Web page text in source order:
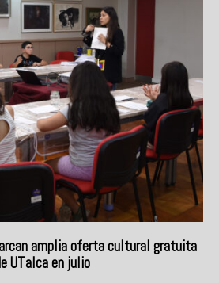
amplia oferta cultural gratuita
UTalca en julio